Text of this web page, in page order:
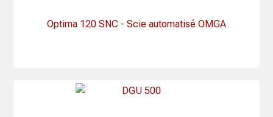
Optima 120 SNC - Scie automatisé OMGA